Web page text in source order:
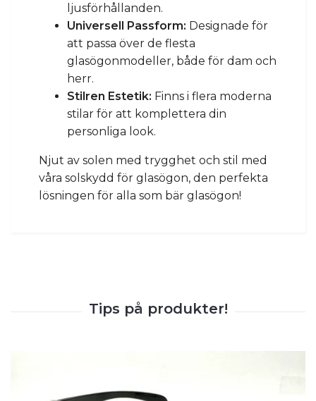
ljusförhållanden.
Universell Passform: Designade för
att passa över de flesta
glasögonmodeller, både för dam och
herr.
Stilren Estetik: Finns i flera moderna
stilar för att komplettera din
personliga look.
Njut av solen med trygghet och stil med
våra solskydd för glasögon, den perfekta
lösningen för alla som bär glasögon!